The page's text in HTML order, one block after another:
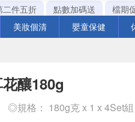
二件五折 點數加碼送
檔期
美妝個清 嬰童保健
釀180g
◎規格： 180g克 x 1 x 4Set組